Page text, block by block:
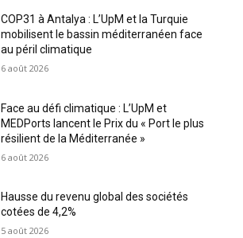
COP31 à Antalya : L’UpM et la Turquie
mobilisent le bassin méditerranéen face
au péril climatique
6 août 2026
Face au défi climatique : L’UpM et
MEDPorts lancent le Prix du « Port le plus
résilient de la Méditerranée »
6 août 2026
Hausse du revenu global des sociétés
cotées de 4,2%
5 août 2026